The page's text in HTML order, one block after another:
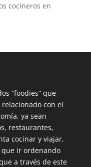
cocineros en
“foodies” que
con el
ya sean
restaurantes,
cocinar y viajar,
ir ordenando
a través de este